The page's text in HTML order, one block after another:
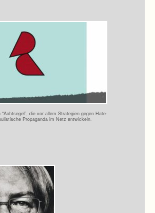
die vor allem Stra­te­gien gegen Hate-
Pro­pa­ganda im Netz entwickeln.